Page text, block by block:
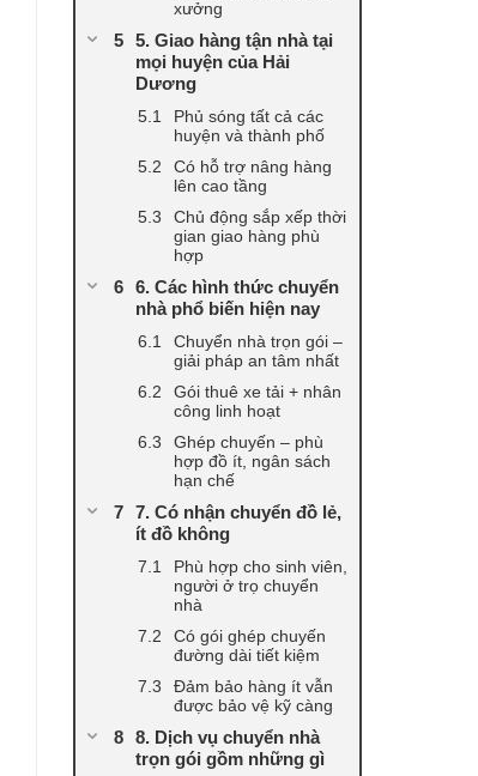
xưởng
5. Giao hàng tận nhà tại
mọi huyện của Hải
Dương
Phủ sóng tất cả các
huyện và thành phố
Có hỗ trợ nâng hàng
lên cao tầng
Chủ động sắp xếp thời
gian giao hàng phù
hợp
6. Các hình thức chuyển
nhà phổ biến hiện nay
Chuyển nhà trọn gói –
giải pháp an tâm nhất
Gói thuê xe tải + nhân
công linh hoạt
Ghép chuyến – phù
hợp đồ ít, ngân sách
hạn chế
7. Có nhận chuyển đồ lẻ,
ít đồ không
Phù hợp cho sinh viên,
người ở trọ chuyển
nhà
Có gói ghép chuyến
đường dài tiết kiệm
Đảm bảo hàng ít vẫn
được bảo vệ kỹ càng
8. Dịch vụ chuyển nhà
trọn gói gồm những gì